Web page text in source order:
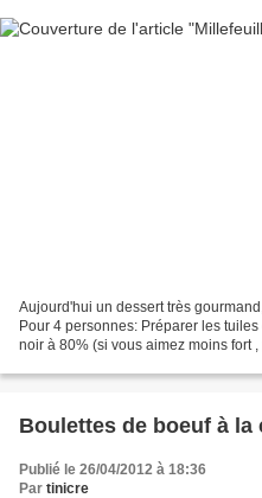
Aujourd'hui un dessert très
Pour 4 personnes: Préparer les
noir à 80% (si vous aimez moins fort
Boulettes de boeuf à la
Publié le 26/04/2012 à 18:36
Par tinicre